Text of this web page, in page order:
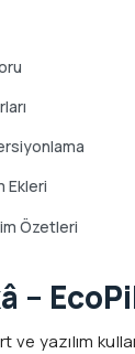
Ekleri
Özetleri
–
yazılım